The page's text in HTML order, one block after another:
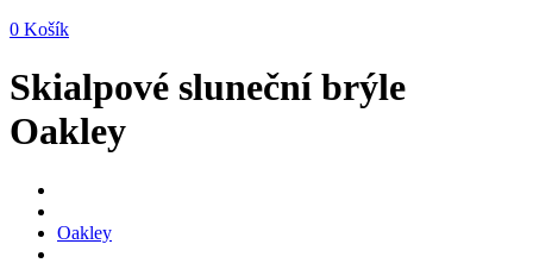
0 Košík
Skialpové sluneční brýle
Oakley
Oakley